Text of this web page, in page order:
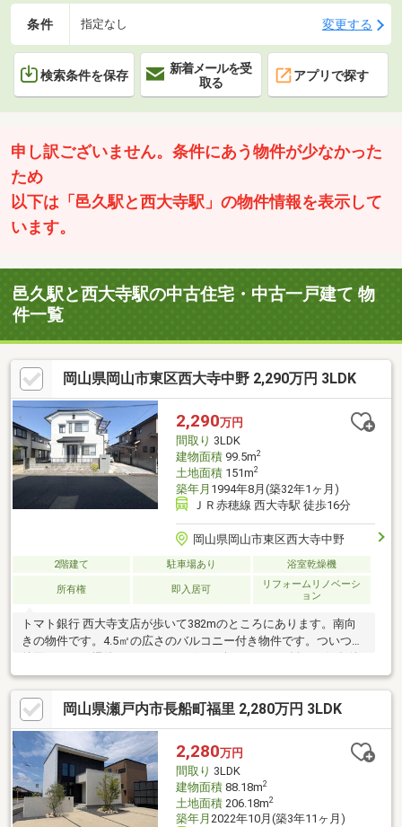
条件 指定なし 変更する
検索条件を保存
新着メールを受
取る
アプリで探す
申し訳ございません。条件にあう物件が少なかった
ため
以下は「邑久駅と西大寺駅」の物件情報を表示して
います。
邑久駅と西大寺駅の中古住宅・中古一戸建て 物
件一覧
岡山県岡山市東区西大寺中野 2,290万円 3LDK
2,290万円
間取り 3LDK
建物面積99.5m2
土地面積151m2
築年月 1994年8月(築32年1ヶ月)
ＪＲ赤穂線 西大寺駅 徒歩16分
岡山県岡山市東区西大寺中野
2階建て 駐車場あり 浴室乾燥機
所有権 即入居可
リフォームリノベーシ
ョン
トマト銀行 西大寺支店が歩いて382mのところにあります。南向
きの物件です。4.5㎡の広さのバルコニー付き物件です。ついつい
後回しになる掃除。フローリングなら楽々です。お勧めの好条件
の購入価格2 290万円の物件です。湿気を除去できるためカビや雑
菌などの発生が抑えられる、浴室乾燥機付きの物件です。こちら
の物件は中古戸建物件です。
岡山県瀬戸内市長船町福里 2,280万円 3LDK
2,280万円
間取り 3LDK
建物面積88.18m2
土地面積206.18m2
築年月 2022年10月(築3年11ヶ月)